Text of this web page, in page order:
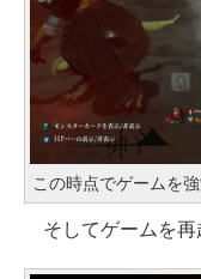
この時点でゲームを
そしてゲームを再